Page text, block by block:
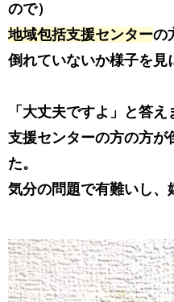
ので）
地域包括支援センターの
倒れていないか様子を見
「大丈夫ですよ」と答え
支援センターの方の方が
た。
気分の問題で有難いし、